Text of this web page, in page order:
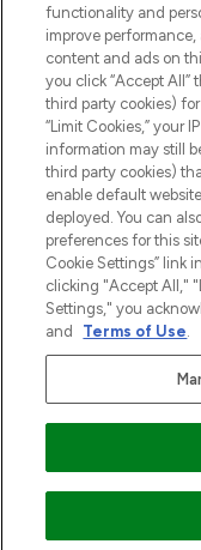
Do Not
O
Płać bezpiecznie
functionality and
improve
content and ads on
you click “Accept All”
third party cookies)
“Limit Cookies,” your
information may still
third party cookies)
enable default
deployed. You can
preferences for this
Cookie Settings” link
clicking "Accept All,"
Settings," you
and
Terms of Use.